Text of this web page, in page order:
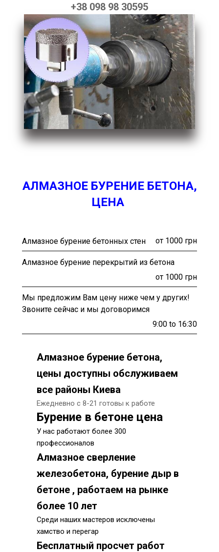
+38 098 98 30595
АЛМАЗНОЕ БУРЕНИЕ БЕТОНА,
ЦЕНА
Алмазное бурение бетонных стен от 1000 грн
Алмазное бурение перекрытий из бетона
от 1000 грн
Мы предложим Вам цену ниже чем у других!
Звоните сейчас и мы договоримся
9:00 to 16:30
Алмазное бурение бетона,
цены доступны обслуживаем
все районы Киева
Ежедневно с 8-21 готовы к работе
Бурение в бетоне цена
У нас работают более 300
профессионалов
Алмазное сверление
железобетона, бурение дыр в
бетоне , работаем на рынке
более 10 лет
Среди наших мастеров исключены
хамство и перегар
Бесплатный просчет работ